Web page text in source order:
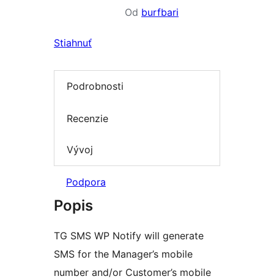
Od burfbari
Stiahnuť
Podrobnosti
Recenzie
Vývoj
Podpora
Popis
TG SMS WP Notify will generate
SMS for the Manager’s mobile
number and/or Customer’s mobile